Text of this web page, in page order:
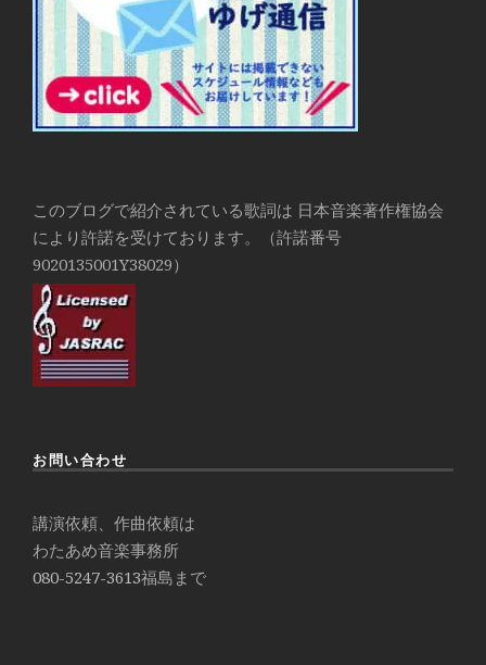
このブログで紹介されている歌詞は 日本音楽著作権協会
により許諾を受けております。（許諾番号
9020135001Y38029）
お問い合わせ
講演依頼、作曲依頼は
わたあめ音楽事務所
080-5247-3613福島まで